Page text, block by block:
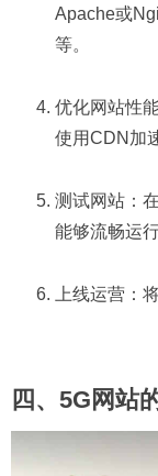
Apache或
等。
优化网站性
使用CDN加
测试网站：
能够流畅运行
上线运营：
四、5G网站